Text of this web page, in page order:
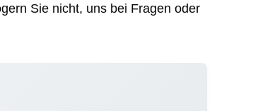
Sie nicht, uns bei Fragen oder